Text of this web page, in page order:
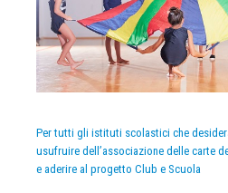
Per tutti gli istituti scolastici che
usufruire dell’associazione delle carte
e aderire al progetto Club e Scuola